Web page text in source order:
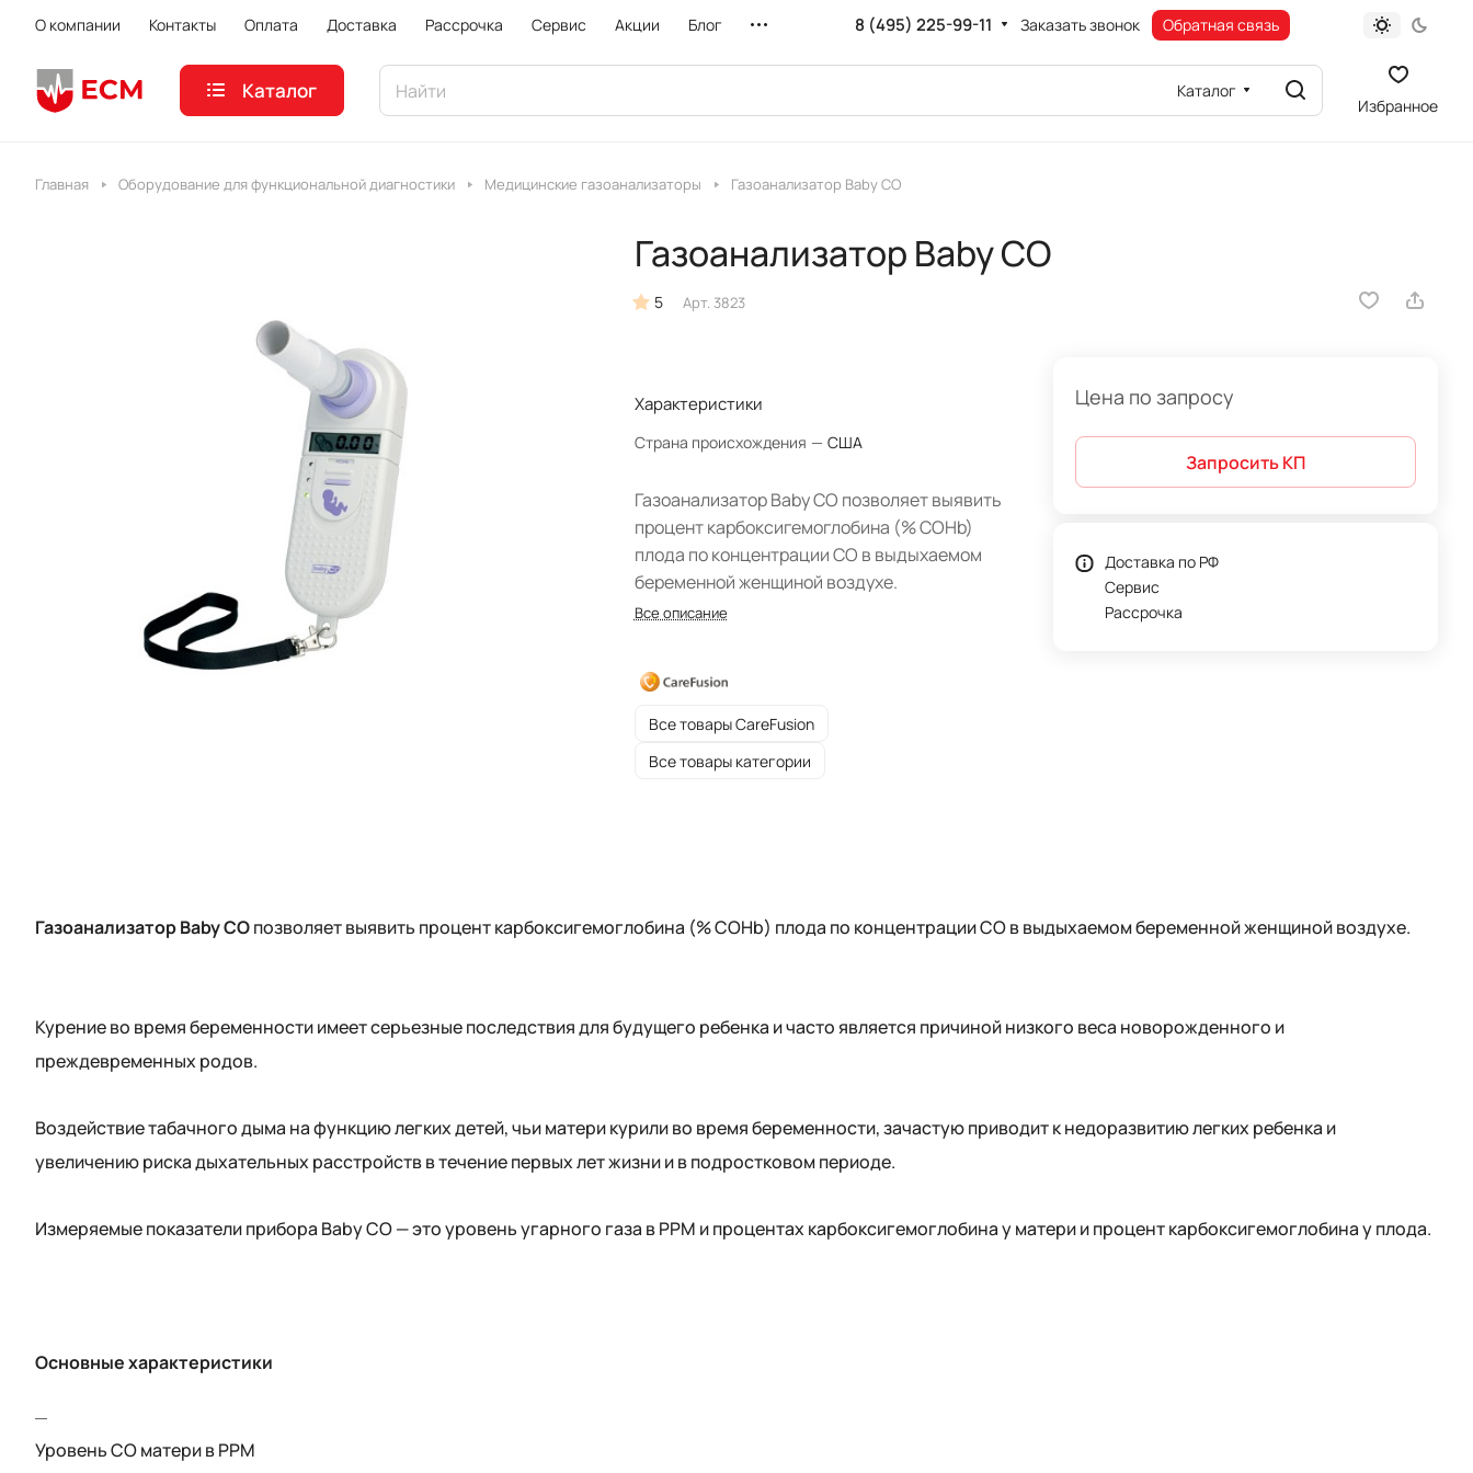
О компании Контакты Оплата Доставка Рассрочка Сервис Акции Блог 8 (495) 225-99-11 Заказать звонок Обратная связь
Каталог Каталог
Избранное
Главная Оборудование для функциональной диагностики Медицинские газоанализаторы Газоанализатор Baby CO
Газоанализатор Baby CO
5 Арт. 3823
Характеристики
Страна происхождения — США
Газоанализатор Baby CO позволяет выявить
процент карбоксигемоглобина (% COHb)
плода по концентрации СО в выдыхаемом
беременной женщиной воздухе.
Все описание
Все товары CareFusion
Все товары категории
Цена по запросу
Запросить КП
Доставка по РФ
Сервис
Рассрочка
Газоанализатор Baby COпозволяет выявить процент карбоксигемоглобина (% COHb) плода по концентрации СО в выдыхаемом беременной женщиной воздухе.
Курение во время беременности имеет серьезные последствия для будущего ребенка и часто является причиной низкого веса новорожденного и
преждевременных родов.
Воздействие табачного дыма на функцию легких детей, чьи матери курили во время беременности, зачастую приводит к недоразвитию легких ребенка и
увеличению риска дыхательных расстройств в течение первых лет жизни и в подростковом периоде.
Измеряемые показатели прибора Baby CO — это уровень угарного газа в PPM и процентах карбоксигемоглобина у матери и процент карбоксигемоглобина у плода.
Основные характеристики
Уровень СО матери в PPM